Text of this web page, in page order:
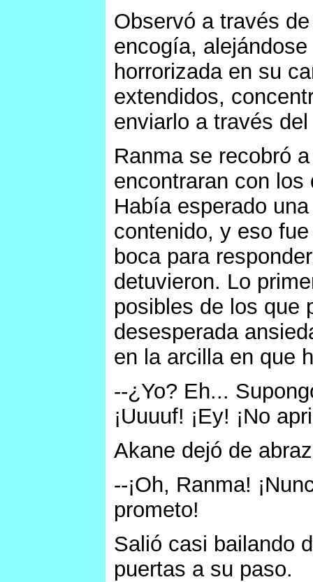
Observó a través
encogía,
horrorizada en su
extendidos,
enviarlo a través
Ranma se recobró
encontraran con
Había esperado
contenido, y eso
boca para
detuvieron. Lo
posibles de los que
desesperada
en la arcilla en que
--¿Yo? Eh...
¡Uuuuf! ¡Ey! ¡No
Akane dejó de
--¡Oh, Ranma!
prometo!
Salió casi bailando
puertas a su paso.